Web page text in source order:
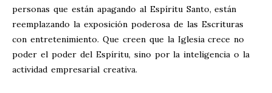
personas que están apagando al Espíritu Santo, están
reemplazando la exposición poderosa de las Escrituras
con entretenimiento. Que creen que la Iglesia crece no
poder el poder del Espíritu, sino por la inteligencia o la
actividad empresarial creativa.